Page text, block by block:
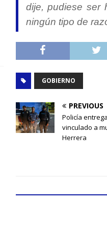
dije, pudiese ser
ningún tipo de
GOBIERNO
PREVIOUS
Policía
vinculado a
Herrera